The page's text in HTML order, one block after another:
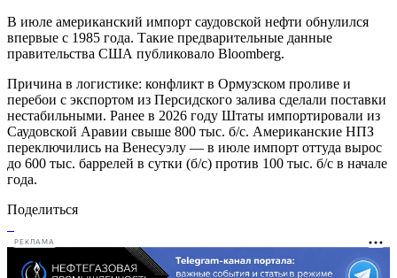
В июле американский импорт саудовской нефти обнулился
впервые с 1985 года. Такие предварительные данные
правительства США публиковало Bloomberg.
Причина в логистике: конфликт в Ормузском проливе и
перебои с экспортом из Персидского залива сделали поставки
нестабильными. Ранее в 2026 году Штаты импортировали из
Саудовской Аравии свыше 800 тыс. б/с. Американские НПЗ
переключились на Венесуэлу — в июле импорт оттуда вырос
до 600 тыс. баррелей в сутки (б/с) против 100 тыс. б/с в начале
года.
Поделиться
РЕКЛАМА